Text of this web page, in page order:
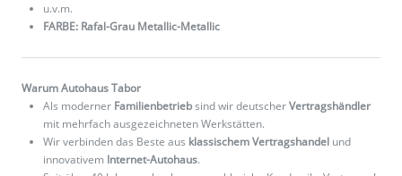
u.v.m.
FARBE: Rafal-Grau Metallic-Metallic
Warum Autohaus Tabor
Als moderner Familienbetriebsind wir deutscherVertragshändler
mit mehrfach ausgezeichneten Werkstätten.
Wir verbinden das Beste aus klassischem Vertragshandel und
innovativem Internet-Autohaus.